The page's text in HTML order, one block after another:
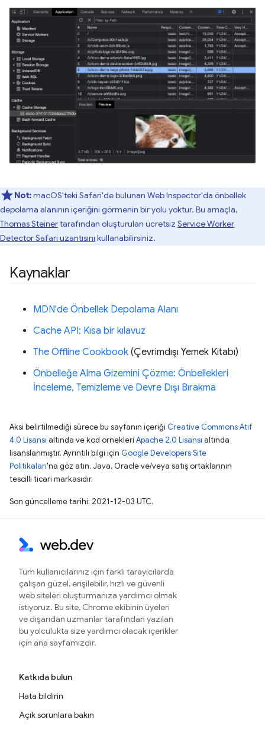
Not:macOS'teki Safari'de bulunan Web Inspector'da önbellek
depolama alanının içeriğini görmenin bir yolu yoktur. Bu amaçla,
Thomas Steinertarafından oluşturulan ücretsiz Service Worker
Detector Safari uzantısını kullanabilirsiniz.
Kaynaklar
MDN'de Önbellek Depolama Alanı
Cache API: Kısa bir kılavuz
The Offline Cookbook (Çevrimdışı Yemek Kitabı)
Önbelleğe Alma Gizemini Çözme: Önbellekleri
İnceleme, Temizleme ve Devre Dışı Bırakma
Aksi belirtilmediği sürece bu sayfanın içeriği Creative Commons Atıf
4.0 Lisansı altında ve kod örnekleri Apache 2.0 Lisansı altında
lisanslanmıştır. Ayrıntılı bilgi için Google Developers Site
Politikaları'na göz atın. Java, Oracle ve/veya satış ortaklarının
tescilli ticari markasıdır.
Son güncelleme tarihi: 2021-12-03 UTC.
Tüm kullanıcılarınız için farklı tarayıcılarda
çalışan güzel, erişilebilir, hızlı ve güvenli
web siteleri oluşturmanıza yardımcı olmak
istiyoruz. Bu site, Chrome ekibinin üyeleri
ve dışarıdan uzmanlar tarafından yazılan
bu yolculukta size yardımcı olacak içerikler
için ana sayfamızdır.
Katkıda bulun
Hata bildirin
Açık sorunlara bakın